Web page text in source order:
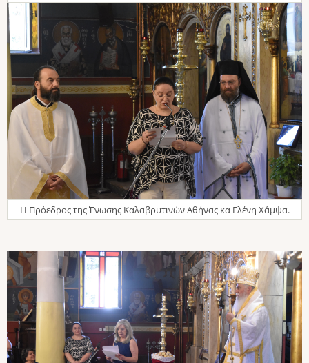
Η Πρόεδρος της Ένωσης Καλαβρυτινών Αθήνας κα Ελένη Χάμψα.